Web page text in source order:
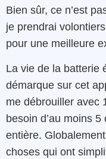
Bien sûr, ce n’est
je prendrai
pour une meilleure
La vie de la batterie
démarque sur cet
me débrouiller avec
besoin d’au moins
entière.
choses qui ont